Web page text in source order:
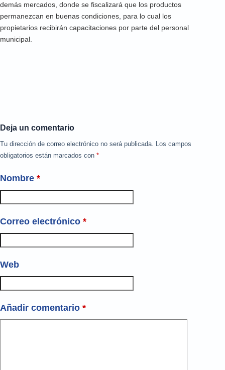
demás mercados, donde se fiscalizará que los productos
permanezcan en buenas condiciones, para lo cual los
propietarios recibirán capacitaciones por parte del personal
municipal.
Deja un comentario
Tu dirección de correo electrónico no será publicada. Los campos
obligatorios están marcados con *
Nombre *
Correo electrónico *
Web
Añadir comentario *